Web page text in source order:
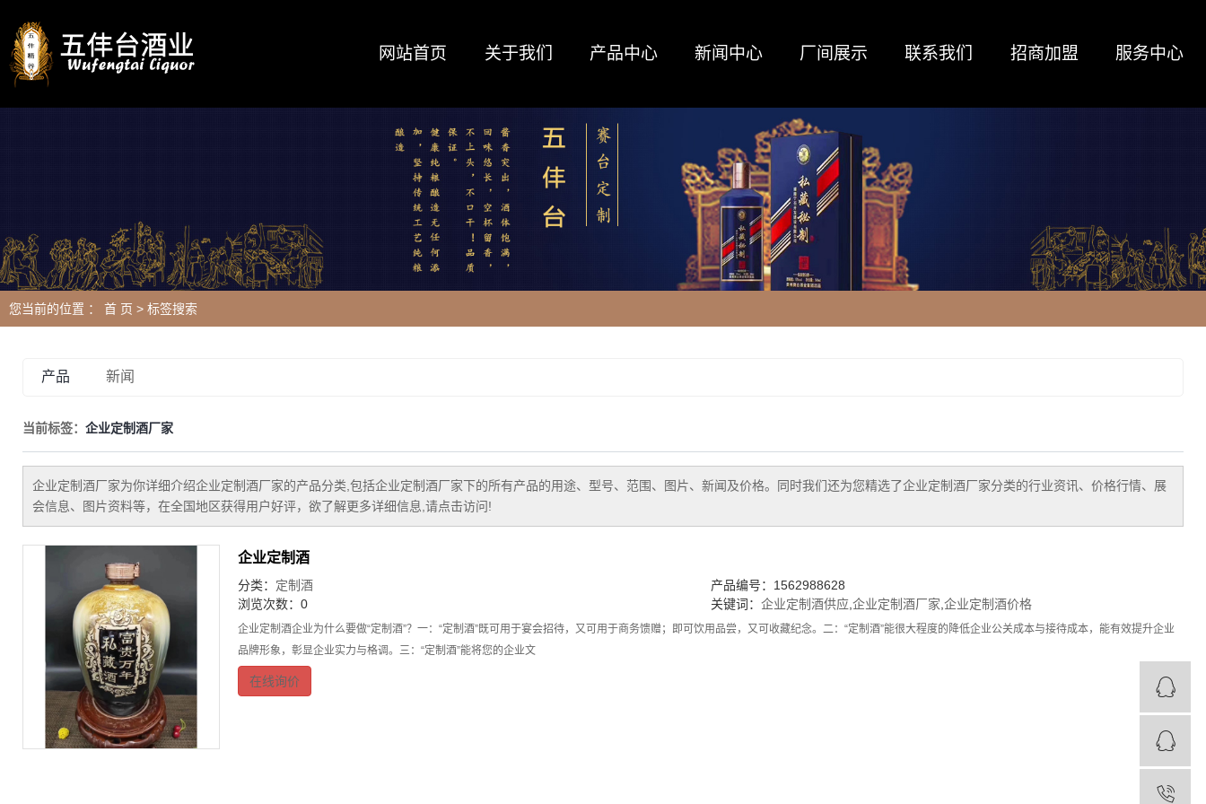
网站首页 关于我们 产品中心 新闻中心 厂间展示 联系我们 招商加盟 服务中心
您当前的位置 ： 首 页 > 标签搜索
产品 新闻
当前标签： 企业定制酒厂家
企业定制酒厂家为你详细介绍企业定制酒厂家的产品分类,包括企业定制酒厂家下的所有产品的用途、型号、范围、图片、新闻及价格。同时我们还为您精选了企业定制酒厂家分类的行业资讯、价格行情、展
会信息、图片资料等，在全国地区获得用户好评，欲了解更多详细信息,请点击访问!
企业定制酒
分类： 定制酒
产品编号：1562988628
浏览次数：0
关键词： 企业定制酒供应,企业定制酒厂家,企业定制酒价格
企业定制酒企业为什么要做“定制酒”？一：“定制酒”既可用于宴会招待，又可用于商务馈赠；即可饮用品尝，又可收藏纪念。二：“定制酒”能很大程度的降低企业公关成本与接待成本，能有效提升企业
品牌形象，彰显企业实力与格调。三：“定制酒”能将您的企业文
在线询价